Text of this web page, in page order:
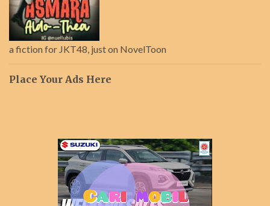
a fiction for JKT48, just on NovelToon
Place Your Ads Here